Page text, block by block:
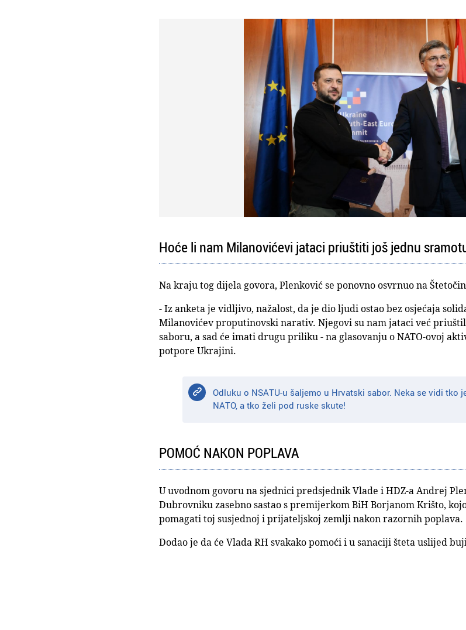
Hoće li nam Milanovićevi jataci priuštiti još jednu
Na kraju tog dijela govora, Plenković se ponovno osvrnuo na
- Iz anketa je vidljivo, nažalost, da je dio ljudi ostao bez osjećaja
Milanovićev proputinovski narativ. Njegovi su nam jataci već
saboru, a sad će imati drugu priliku - na glasovanju o NATO-ovoj
potpore Ukrajini.
Odluku o NSATU-u šaljemo u Hrvatski sabor. Neka se vidi tko
NATO, a tko želi pod ruske skute!
POMOĆ NAKON POPLAVA
U uvodnom govoru na sjednici predsjednik Vlade i HDZ-a Andrej
Dubrovniku zasebno sastao s premijerkom BiH Borjanom Krišto,
pomagati toj susjednoj i prijateljskoj zemlji nakon razornih poplava.
Dodao je da će Vlada RH svakako pomoći i u sanaciji šteta uslijed